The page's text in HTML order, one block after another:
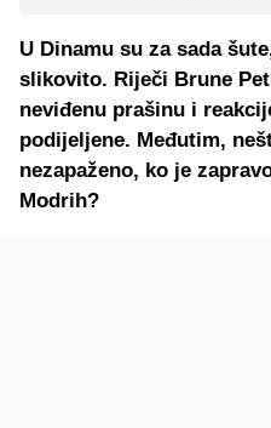
U Dinamu su za sada
slikovito. Riječi Brune
neviđenu prašinu i
podijeljene. Međutim,
nezapaženo, ko je
Modrih?